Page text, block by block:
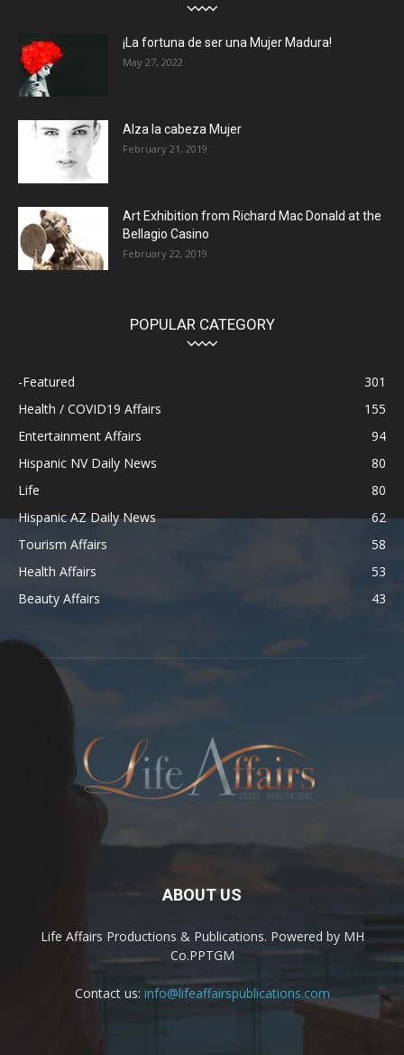
¡La fortuna de ser una Mujer Madura!
May 27, 2022
Alza la cabeza Mujer
February 21, 2019
Art Exhibition from Richard Mac Donald at the
Bellagio Casino
February 22, 2019
POPULAR CATEGORY
-Featured
301
Health / COVID19 Affairs
155
Entertainment Affairs
94
Hispanic NV Daily News
80
Life
80
Hispanic AZ Daily News
62
Tourism Affairs
58
Health Affairs
53
Beauty Affairs
43
ABOUT US
Life Affairs Productions & Publications. Powered by MH
Co.PPTGM
Contact us: info@lifeaffairspublications.com